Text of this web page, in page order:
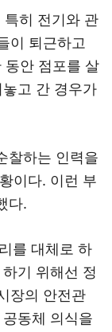
히 전기와 관
이 퇴근하고
동안 점포를 살
고 간 경우가
찰하는 인력을
이다. 이런 부
다.
를 대체로 하
기 위해선 정
장의 안전관
동체 의식을